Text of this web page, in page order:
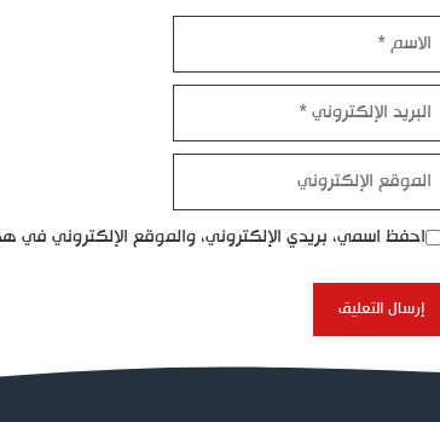
احفظ اسمي، بريدي الإلكتروني، والموقع الإلكتروني في